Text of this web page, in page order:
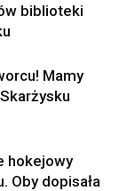
biblioteki
Mamy
hokejowy
Oby dopisała